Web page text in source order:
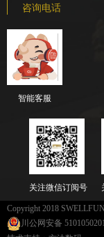
咨询电话
智能客服
关注微信订阅号
Copyright 2018
川公网安备